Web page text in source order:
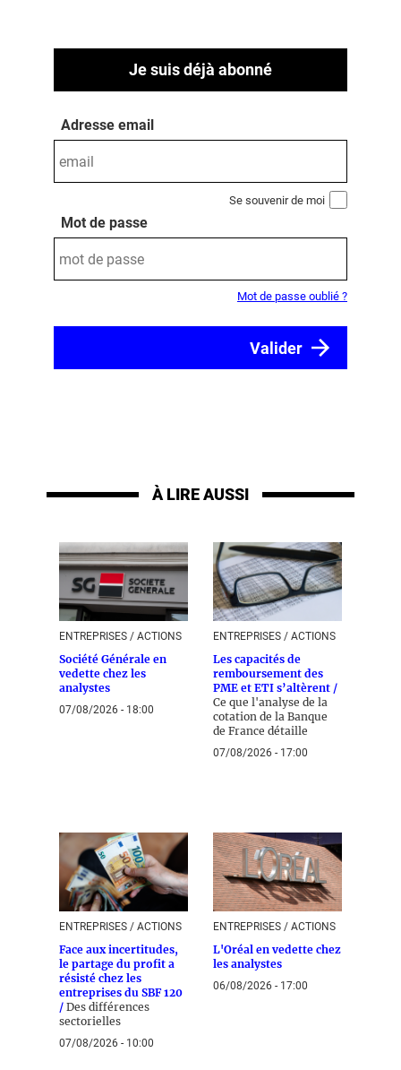
Je suis déjà abonné
Adresse email
Se souvenir de moi
Mot de passe
Mot de passe oublié ?
À LIRE AUSSI
ENTREPRISES / ACTIONS
Société Générale en
vedette chez les
analystes
07/08/2026 - 18:00
ENTREPRISES / ACTIONS
Les capacités de
remboursement des
PME et ETI s’altèrent /
Ce que l'analyse de la
cotation de la Banque
de France détaille
07/08/2026 - 17:00
ENTREPRISES / ACTIONS
Face aux incertitudes,
le partage du profit a
résisté chez les
entreprises du SBF 120
/ Des différences
sectorielles
07/08/2026 - 10:00
ENTREPRISES / ACTIONS
L'Oréal en vedette chez
les analystes
06/08/2026 - 17:00